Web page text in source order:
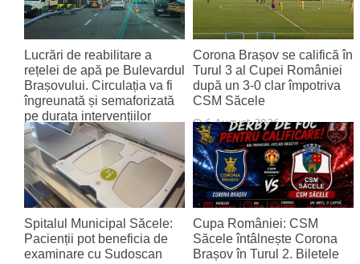
Lucrări de reabilitare a
rețelei de apă pe Bulevardul
Brașovului. Circulația va fi
îngreunată și semaforizată
pe durata intervențiilor
6 August 2026
Corona Brașov se califică în
Turul 3 al Cupei României
după un 3-0 clar împotriva
CSM Săcele
6 August 2026
Spitalul Municipal Săcele:
Pacienții pot beneficia de
examinare cu Sudoscan
Cupa României: CSM
Săcele întâlnește Corona
Brașov în Turul 2. Biletele